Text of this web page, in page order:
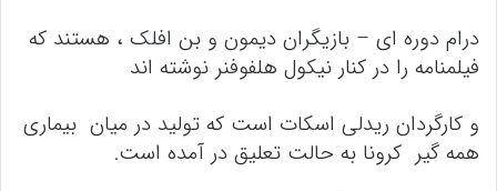
درام دوره ای – بازیگران دیمون و بن افلک ، هستند که
فیلمنامه را در کنار نیکول هلفوفنر نوشته اند
و کارگردان ریدلی اسکات است که تولید در میان بیماری
همه گیر کرونا به حالت تعلیق در آمده است.